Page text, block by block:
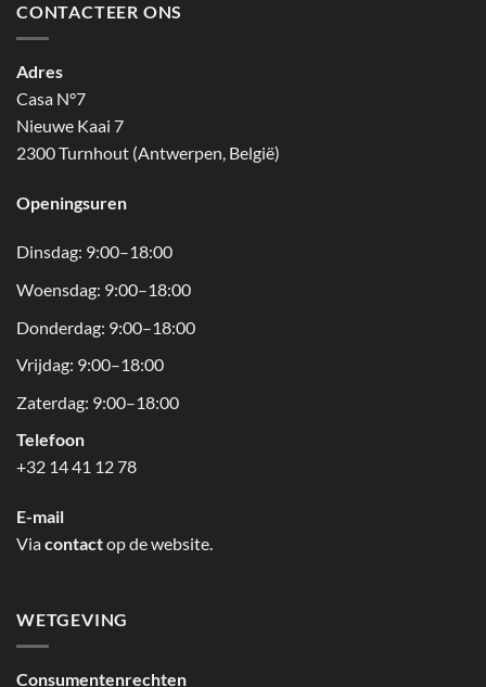
CONTACTEER ONS
Adres
Casa N°7
Nieuwe Kaai 7
2300 Turnhout (Antwerpen, België)
Openingsuren
Dinsdag: 9:00–18:00
Woensdag: 9:00–18:00
Donderdag: 9:00–18:00
Vrijdag: 9:00–18:00
Zaterdag: 9:00–18:00
Telefoon
+32 14 41 12 78
E-mail
Viacontactop de website.
WETGEVING
Consumentenrechten